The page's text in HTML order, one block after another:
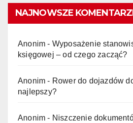
NAJNOWSZE
Anonim - Wyposażenie
księgowej – od czego zacząć?
Anonim - Rower do dojazdów
najlepszy?
Anonim - Niszczenie